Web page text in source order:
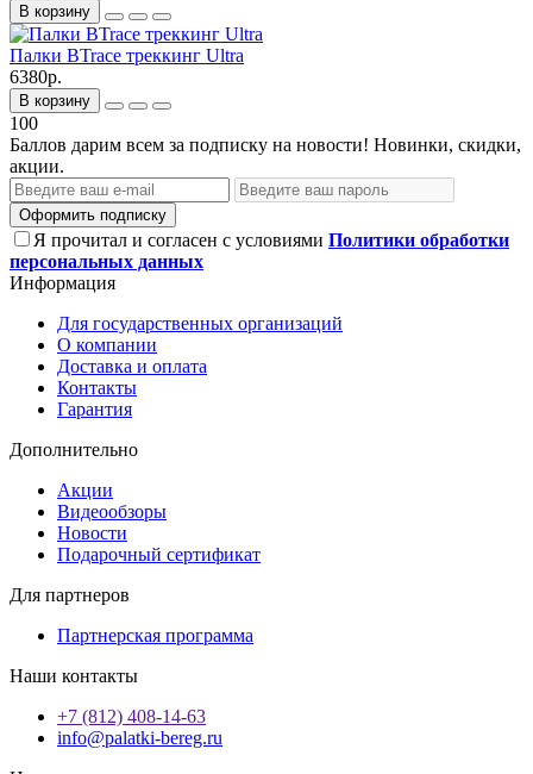
В корзину
Палки BTrace треккинг Ultra
6380р.
В корзину
100
Баллов дарим всем за подписку на новости! Новинки, скидки,
акции.
Оформить подписку
Я прочитал и согласен с условиями Политики обработки
персональных данных
Информация
Для государственных организаций
О компании
Доставка и оплата
Контакты
Гарантия
Дополнительно
Акции
Видеообзоры
Новости
Подарочный сертификат
Для партнеров
Партнерская программа
Наши контакты
+7 (812) 408-14-63
info@palatki-bereg.ru